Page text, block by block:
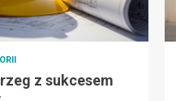
z sukcesem